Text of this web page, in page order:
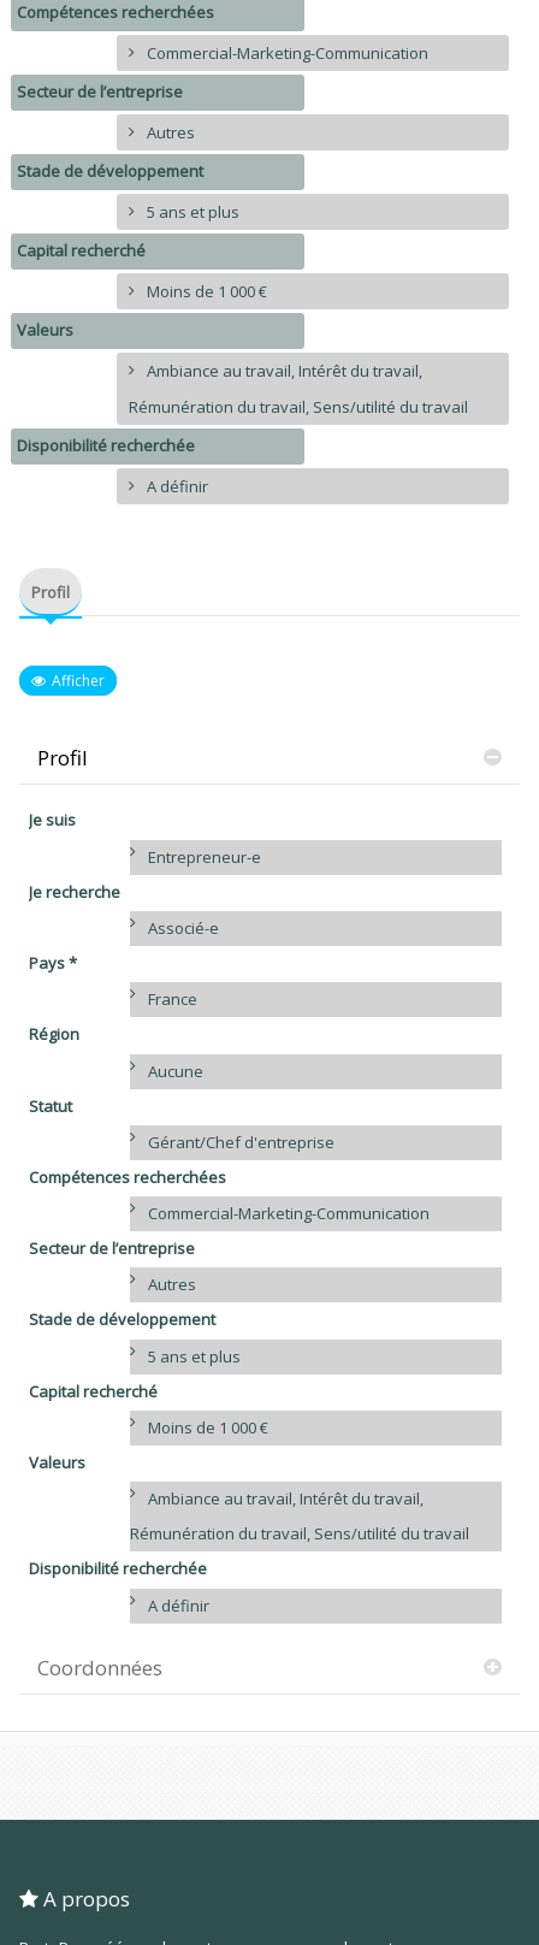
Compétences recherchées
Commercial-Marketing-Communication
Secteur de l’entreprise
Autres
Stade de développement
5 ans et plus
Capital recherché
Moins de 1 000 €
Valeurs
Ambiance au travail, Intérêt du travail,
Rémunération du travail, Sens/utilité du travail
Disponibilité recherchée
A définir
Profil
Afficher
Profil
Je suis
Entrepreneur-e
Je recherche
Associé-e
Pays *
France
Région
Aucune
Statut
Gérant/Chef d'entreprise
Compétences recherchées
Commercial-Marketing-Communication
Secteur de l’entreprise
Autres
Stade de développement
5 ans et plus
Capital recherché
Moins de 1 000 €
Valeurs
Ambiance au travail, Intérêt du travail,
Rémunération du travail, Sens/utilité du travail
Disponibilité recherchée
A définir
Coordonnées
A propos